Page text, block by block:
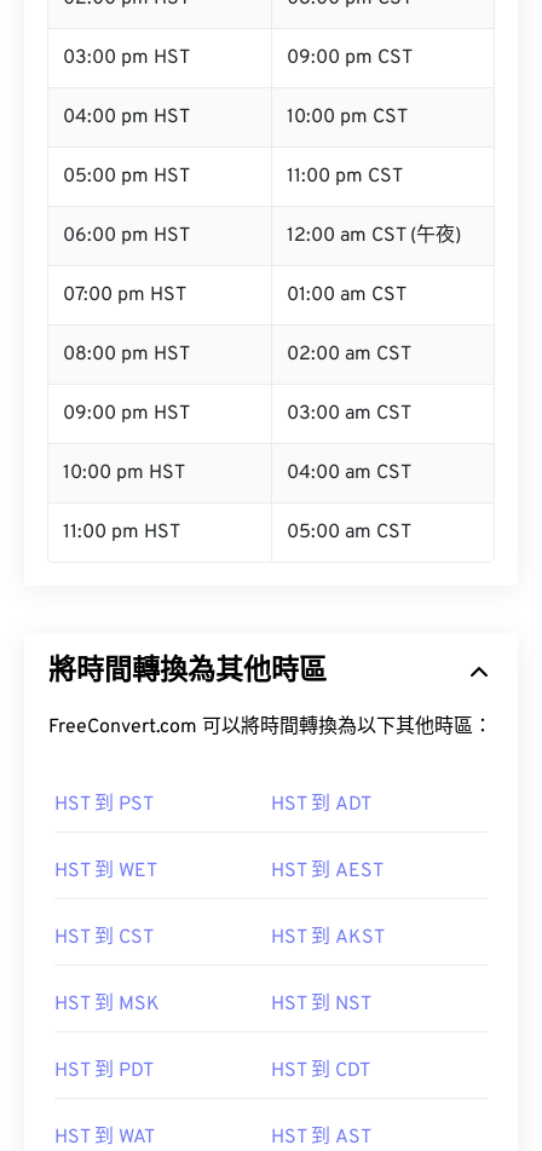
03:00 pm HST 09:00 pm CST
04:00 pm HST 10:00 pm CST
05:00 pm HST 11:00 pm CST
06:00 pm HST 12:00 am CST (午夜)
07:00 pm HST 01:00 am CST
08:00 pm HST 02:00 am CST
09:00 pm HST 03:00 am CST
10:00 pm HST 04:00 am CST
11:00 pm HST 05:00 am CST
將時間轉換為其他時區
FreeConvert.com 可以將時間轉換為以下其他時區：
HST 到 PST HST 到 ADT
HST 到 WET HST 到 AEST
HST 到 CST HST 到 AKST
HST 到 MSK HST 到 NST
HST 到 PDT HST 到 CDT
HST 到 WAT HST 到 AST